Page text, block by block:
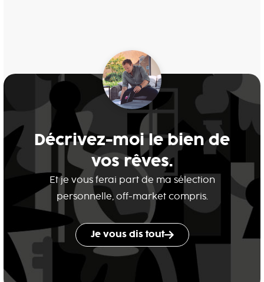
Décrivez-moi le bien de
vos rêves.
Et je vous ferai part de ma sélection
personnelle, off-market compris.
Je vous dis tout